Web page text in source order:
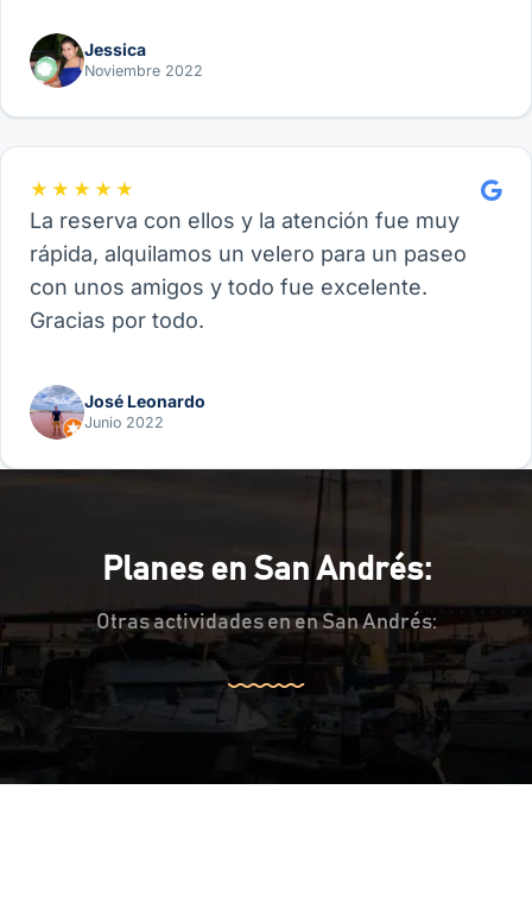
Jessica
Noviembre 2022
★★★★★
La reserva con ellos y la atención fue muy
rápida, alquilamos un velero para un paseo
con unos amigos y todo fue excelente.
Gracias por todo.
José Leonardo
Junio 2022
Planes en San Andrés:
Otras actividades en en San Andrés: